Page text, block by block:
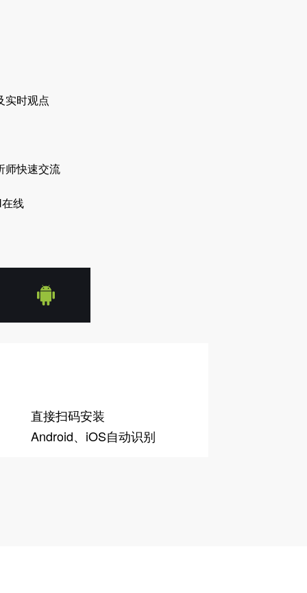
实时观点
师快速交流
线
直接扫码安装
Android、iOS自动识别